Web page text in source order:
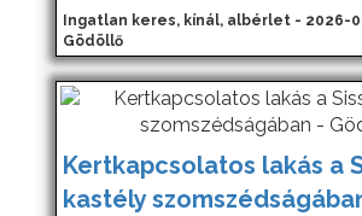
Ingatlan keres, kínál, albérlet - 2026-
Gödöllő
Kertkapcsolatos lakás a
kastély